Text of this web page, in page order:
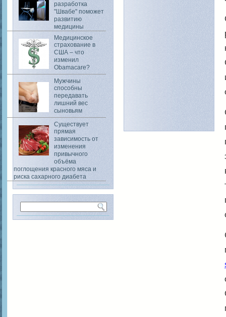
разработка
"Швабе" поможет
развитию
медицины
Медицинское
страхование в
США – что
изменил
Obamacare?
Мужчины
способны
передавать
лишний вес
сыновьям
Существует
прямая
зависимость от
изменения
привычного
объёма
поглощения красного мяса и
риска сахарного диабета